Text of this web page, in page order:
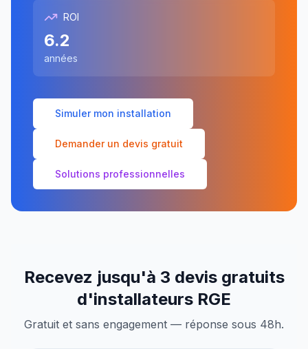
ROI
6.2
années
Simuler mon installation
Demander un devis gratuit
Solutions professionnelles
Recevez jusqu'à 3 devis gratuits
d'installateurs RGE
Gratuit et sans engagement — réponse sous 48h.